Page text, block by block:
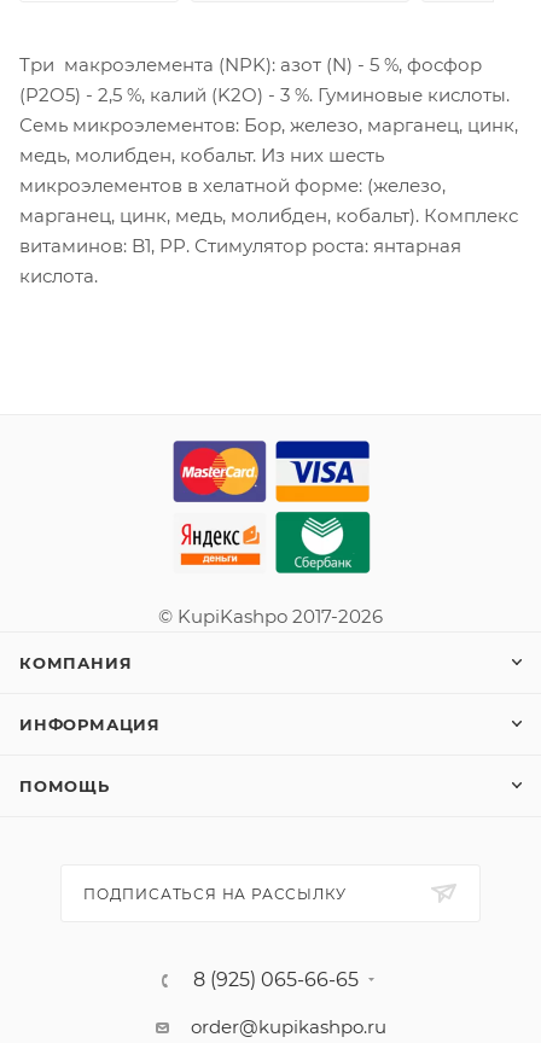
Три макроэлемента (NPK): азот (N) - 5 %, фосфор
(P2O5) - 2,5 %, калий (K2O) - 3 %. Гуминовые кислоты.
Семь микроэлементов: Бор, железо, марганец, цинк,
медь, молибден, кобальт. Из них шесть
микроэлементов в хелатной форме: (железо,
марганец, цинк, медь, молибден, кобальт). Комплекс
витаминов: B1, PP. Стимулятор роста: янтарная
кислота.
© KupiKashpo 2017-2026
КОМПАНИЯ
ИНФОРМАЦИЯ
ПОМОЩЬ
ПОДПИСАТЬСЯ НА РАССЫЛКУ
8 (925) 065-66-65
order@kupikashpo.ru